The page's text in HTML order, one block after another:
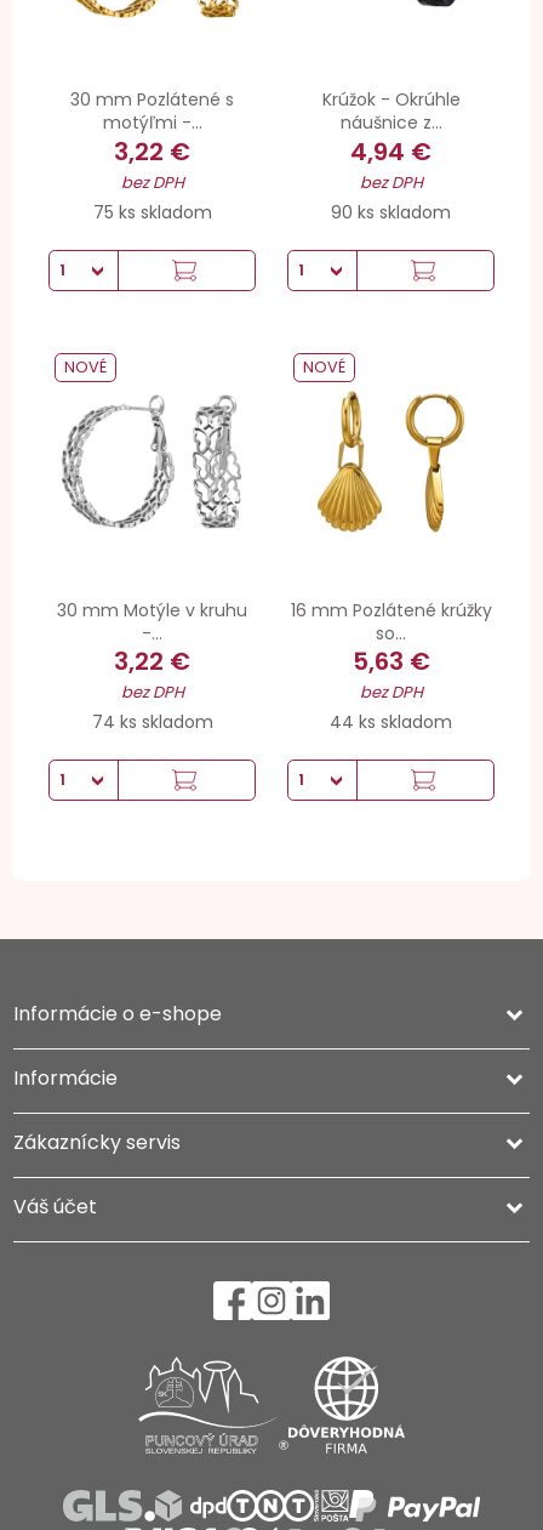
30 mm Pozlátené s
motýľmi -...
3,22 €
bez DPH
75 ks skladom
Krúžok - Okrúhle
náušnice z...
4,94 €
bez DPH
90 ks skladom
30 mm Motýle v kruhu
-...
3,22 €
bez DPH
74 ks skladom
NOVÉ
16 mm Pozlátené krúžky
so...
5,63 €
bez DPH
44 ks skladom
NOVÉ
Informácie o e-shope keyboard_arrow_down
Informácie 
Zákaznícky servis 
Váš účet 